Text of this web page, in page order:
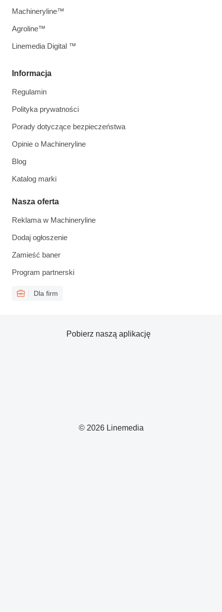
Informacja
Regulamin
Polityka prywatności
Porady dotyczące bezpieczeństwa
Opinie o Machineryline
Blog
Katalog marki
Nasza oferta
Reklama w Machineryline
Dodaj ogłoszenie
Zamieść baner
Program partnerski
Dla firm
Machineryline™
Agroline™
Linemedia Digital ™
© 2026 Linemedia
Pobierz naszą aplikację